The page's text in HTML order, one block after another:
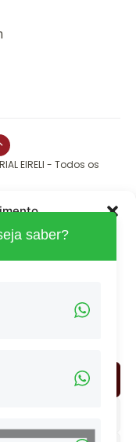
tecnologias como
do dispositivo. O
processar dados
neste site. Não
negativamente certos
EIRELI - Todos os
saber?